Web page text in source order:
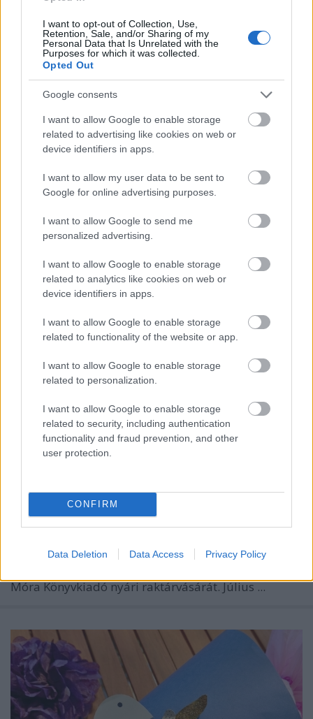
I want to opt-out of Collection, Use,
Retention, Sale, and/or Sharing of my
Personal Data that Is Unrelated with the
Purposes for which it was collected.
Opted Out
Google consents
I want to allow Google to enable storage
related to advertising like cookies on web or
device identifiers in apps.
I want to allow my user data to be sent to
Google for online advertising purposes.
I want to allow Google to send me
personalized advertising.
I want to allow Google to enable storage
related to analytics like cookies on web or
device identifiers in apps.
I want to allow Google to enable storage
related to functionality of the website or app.
I want to allow Google to enable storage
related to personalization.
I want to allow Google to enable storage
related to security, including authentication
functionality and fraud prevention, and other
user protection.
CONFIRM
Data Deletion Data Access Privacy Policy
Javában tombol a nyár, zajlik a vakáció, és szülőként
a bevált nyári ötleteink nagyját talán már ellőve
némi aggodalommal tekinthetünk a ...
Könyvvadászatra fel! - Ismét itt a
Móra raktárvásár
színes_ötletek 2026. június 30.
Ha szeretitek a jó könyveket és a hatalmas
Móra Könyvkiadónyári raktárvásárát. Július ...